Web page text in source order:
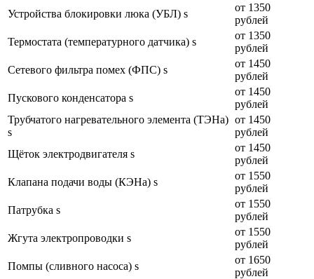
Устройства блокировки люка (УБЛ) s
от 1350
рублей
Термостата (температурного датчика) s
от 1350
рублей
Сетевого фильтра помех (ФПС) s
от 1450
рублей
Пускового конденсатора s
от 1450
рублей
Трубчатого нагревательного элемента (ТЭНа)
s
от 1450
рублей
Щёток электродвигателя s
от 1450
рублей
Клапана подачи воды (КЭНа) s
от 1550
рублей
Патрубка s
от 1550
рублей
Жгута электропроводки s
от 1550
рублей
Помпы (сливного насоса) s
от 1650
рублей